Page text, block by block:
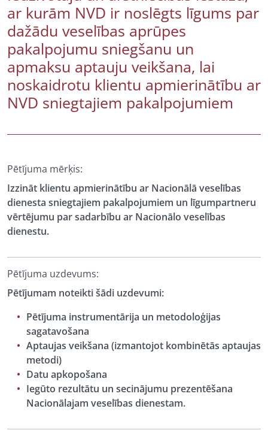
ar kurām NVD ir noslēgts līgums par
dažādu veselības aprūpes
pakalpojumu sniegšanu un
apmaksu aptauju veikšana, lai
noskaidrotu klientu apmierinātību ar
NVD sniegtajiem pakalpojumiem
Pētījuma mērķis:
Izzināt klientu apmierinātību ar Nacionālā veselības
dienesta sniegtajiem pakalpojumiem un līgumpartneru
vērtējumu par sadarbību ar Nacionālo veselības
dienestu.
Pētījuma uzdevums:
Pētījumam noteikti šādi uzdevumi:
Pētījuma instrumentārija un metodoloģijas
sagatavošana
Aptaujas veikšana (izmantojot kombinētās aptaujas
metodi)
Datu apkopošana
Iegūto rezultātu un secinājumu prezentēšana
Nacionālajam veselības dienestam.